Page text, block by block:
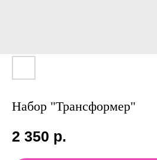
Набор "Трансформер"
2 350 р.